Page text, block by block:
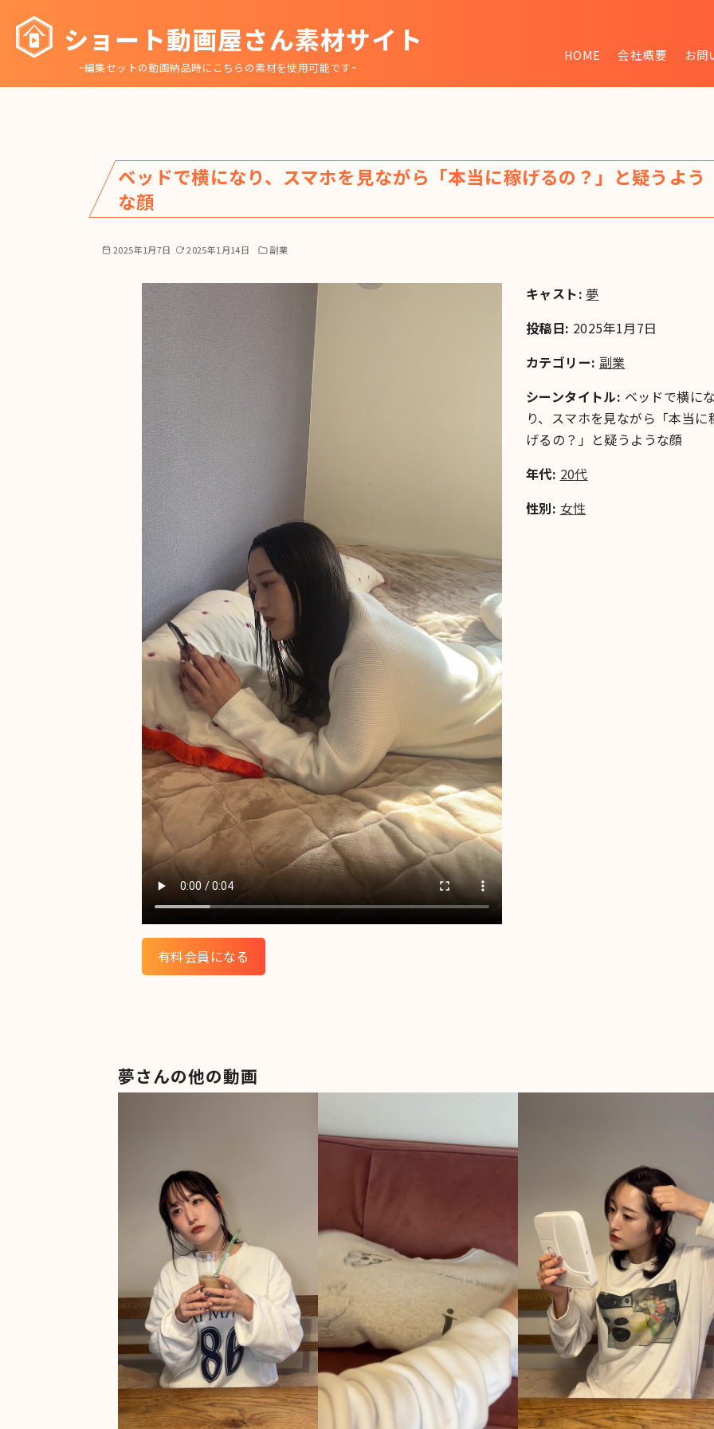
ショート動画屋さん素材サイト
~編集セットの動画納品時にこちらの素材を使用可能です~
HOME 会社概要 お問
ベッドで横になり、スマホを見ながら「本当に稼げるの？」と疑うよう
な顔
2025年1月7日 2025年1月14日 副業
有料会員になる
キャスト: 夢
投稿日: 2025年1月7日
カテゴリー: 副業
シーンタイトル: ベッドで横に
り、スマホを見ながら「本当に
げるの？」と疑うような顔
年代: 20代
性別: 女性
夢さんの他の動画